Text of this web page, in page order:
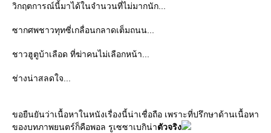
วิกฤตการณ์นี้มาได้ในจำนวนที่ไม่มากนัก...
ซากศพชาวทุทซี่เกลื่อนกลาดเต็มถนน...
ชาวฮูตูบ้าเลือด ที่ฆ่าคนไม่เลือกหน้า...
ช่างน่าสลดใจ...
ขอยืนยันว่าเนื้อหาในหนังเรื่องนี้น่าเชื่อถือ เพราะที่ปรึกษาด้านเนื้อหา
ของบทภาพยนตร์ก็คือพอล รูเซซาเบกิน่าตัวจริง